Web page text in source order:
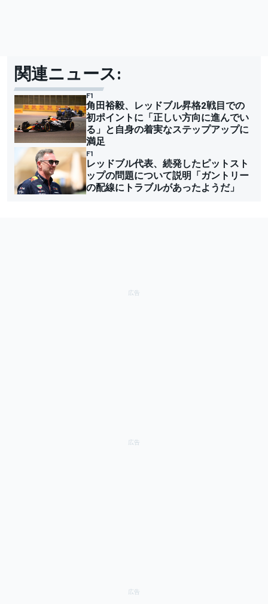
関連ニュース:
F1
角田裕毅、レッドブル昇格2戦目での
初ポイントに「正しい方向に進んでい
る」と自身の着実なステップアップに
満足
F1
レッドブル代表、続発したピットスト
ップの問題について説明「ガントリー
の配線にトラブルがあったようだ」